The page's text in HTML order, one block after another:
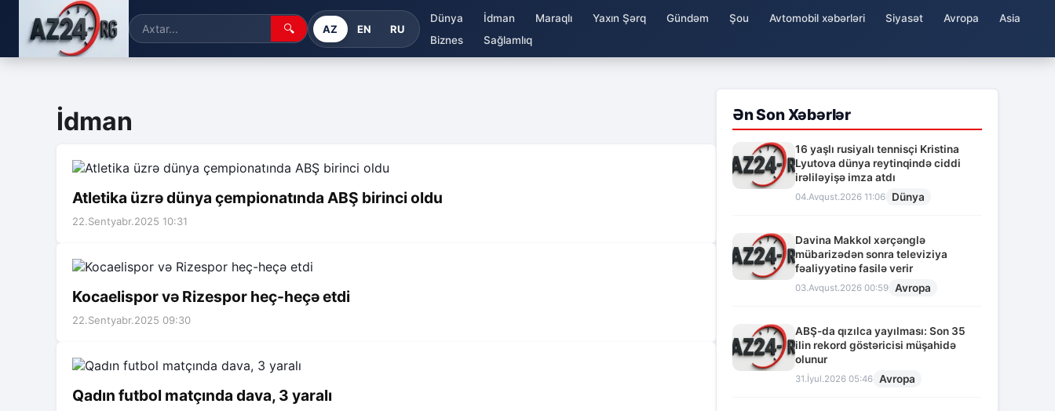
🔍 AZ EN RU
Dünya İdman Maraqlı Yaxın Şərq Gündəm Şou Avtomobil xəbərləri Siyasət Avropa
Asia
Biznes
Sağlamlıq
İdman
Atletika üzrə dünya çempionatında ABŞ birinci oldu
22.Sentyabr.2025 10:31
Kocaelispor və Rizespor heç-heçə etdi
22.Sentyabr.2025 09:30
Qadın futbol matçında dava, 3 yaralı
Ən Son Xəbərlər
16 yaşlı rusiyalı tennisçi Kristina
Lyutova dünya reytinqində ciddi
irəliləyişə imza atdı
04.Avqust.2026 11:06 Dünya
Davina Makkol xərçənglə
mübarizədən sonra televiziya
fəaliyyətinə fasilə verir
03.Avqust.2026 00:59 Avropa
ABŞ-da qızılca yayılması: Son 35
ilin rekord göstəricisi müşahidə
olunur
31.İyul.2026 05:46 Avropa